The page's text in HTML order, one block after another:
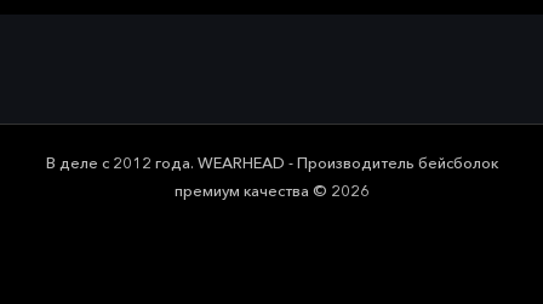
В деле с 2012 года. WEARHEAD - Производитель бейсболок
премиум качества © 2026